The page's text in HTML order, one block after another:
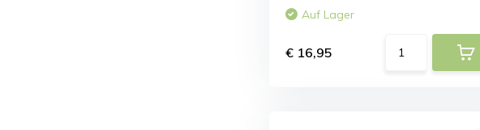
Auf Lager
€ 16,95